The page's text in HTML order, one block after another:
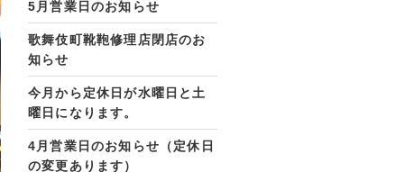
5月営業日のお知らせ
歌舞伎町靴鞄修理店閉店のお
知らせ
今月から定休日が水曜日と土
曜日になります。
4月営業日のお知らせ（定休日
の変更あります）